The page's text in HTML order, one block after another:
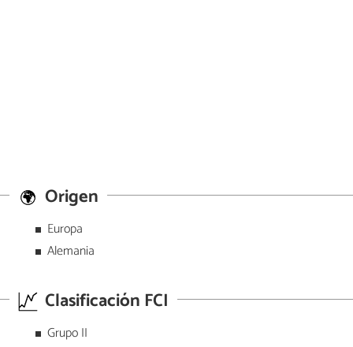
Origen
Europa
Alemania
Clasificación FCI
Grupo II